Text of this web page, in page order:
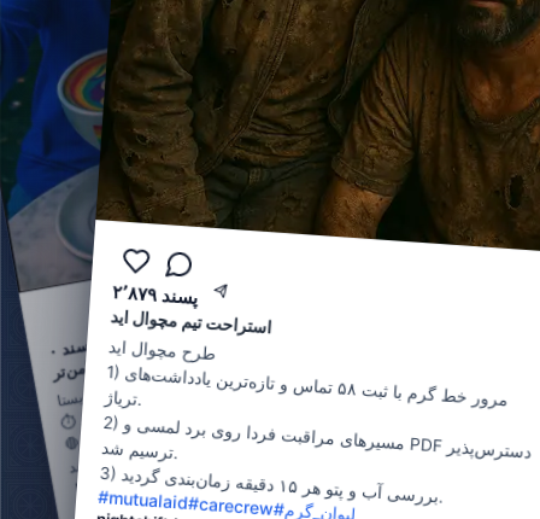
۰ پسند
سویپ هوشمند، فلرت امن‌تر
تابلوی ایمنی باریستا☕️
⏱️
همه اتاق‌های تند هر ۱۲
دقیقه یادآور آسایش
دارند
🛑
دیوار سیف
‌ورد با پنج ورودی جدید جامعه (همراه ترجمه)
به‌روز شد
.
🧾
برای هر اسپرسوی بیرون‌برِ نیمه‌شب
کارت
یادآور پس
‌مراقبت
گذاشته‌ایم .
baristaLife#safetySips
۰پسند
استراحت تیم مچوال اید
طرح مچوال اید
1)
مرور خط گرم با ثبت ۵۸ تماس و تازه‌ترین یادداشت‌های
تریاژ.
2)
مسیرهای مراقبت فردا روی برد لمسی و
PDF
دسترس‌پذیر
ترسیم شد .
3)
بررسی آب و پتو هر ۱۵ دقیقه زمان‌بندی گردید
.
#mutualaid#carecrew#لیوان_گرم